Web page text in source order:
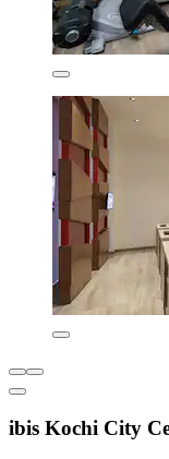
ibis Kochi City